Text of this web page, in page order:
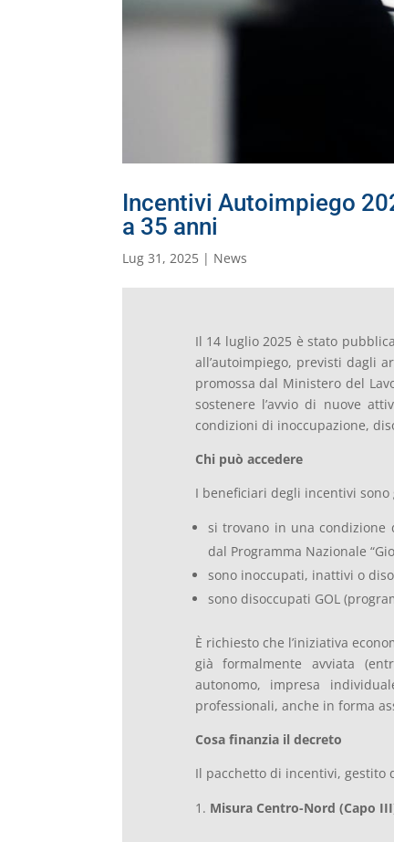
Incentivi Autoimpiego
a 35 anni
Lug 31, 2025 | News
Il 14 luglio 2025 è stato
all’autoimpiego, previsti dagli
promossa dal Ministero del
sostenere l’avvio di nuove
condizioni di inoccupazione,
Chi può accedere
I beneficiari degli incentivi
si trovano in una condizione
dal Programma Nazionale
sono inoccupati, inattivi o
sono disoccupati GOL
È richiesto che l’iniziativa
già formalmente avviata
autonomo, impresa
professionali, anche in forma
Cosa finanzia il decreto
Il pacchetto di incentivi, gestito
Misura Centro-Nord (Capo